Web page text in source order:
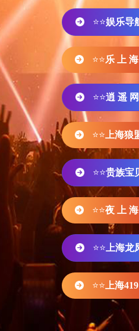
⭐⭐娱乐导
⭐⭐乐 上 海
⭐⭐逍 遥 网
⭐⭐ 上海狼
⭐⭐贵族宝
⭐⭐夜 上 海
⭐⭐ 上海龙
⭐⭐ 上海419